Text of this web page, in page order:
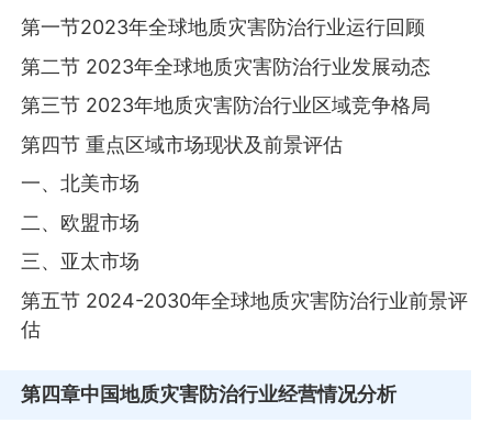
第一节2023年全球地质灾害防治行业运行回顾
第二节 2023年全球地质灾害防治行业发展动态
第三节 2023年地质灾害防治行业区域竞争格局
第四节 重点区域市场现状及前景评估
一、北美市场
二、欧盟市场
三、亚太市场
第五节 2024-2030年全球地质灾害防治行业前景评
估
第四章中国地质灾害防治行业经营情况分析